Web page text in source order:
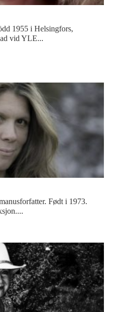
1955 i Helsingfors,
vid YLE...
Født i 1973.